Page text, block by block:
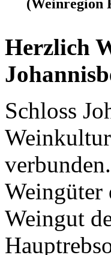
(Weinregion
Herzlich
Schloss
Weingüter
Weingut